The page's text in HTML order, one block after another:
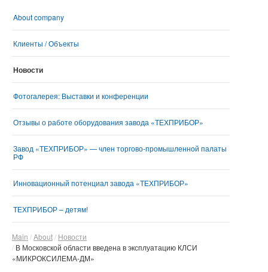
About company
Клиенты / Объекты
Новости
Фотогалерея: Выставки и конференции
Отзывы о работе оборудования завода «ТЕХПРИБОР»
Завод «ТЕХПРИБОР» — член торгово-промышленной палаты
РФ
Инновационный потенциал завода «ТЕХПРИБОР»
ТЕХПРИБОР – детям!
Main About Новости
В Московской области введена в эксплуатацию КЛСИ
«МИКРОКСИЛЕМА-ДМ»